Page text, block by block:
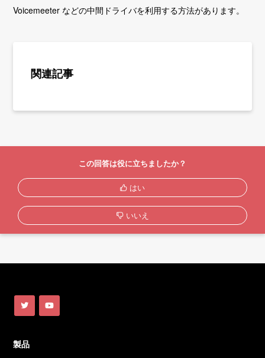
Voicemeeter などの中間ドライバを利用する方法があります。
関連記事
この回答は役に立ちましたか？
はい
いいえ
製品